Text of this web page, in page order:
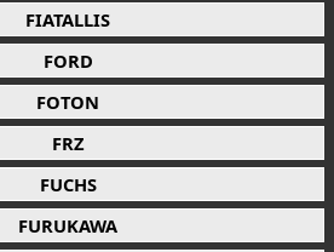
FIATALLIS
FORD
FOTON
FRZ
FUCHS
FURUKAWA